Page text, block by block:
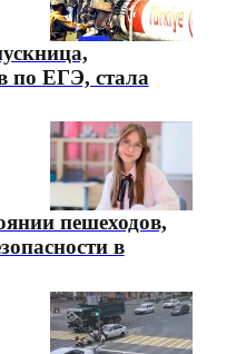
по ЕГЭ, стала
пешеходов,
в